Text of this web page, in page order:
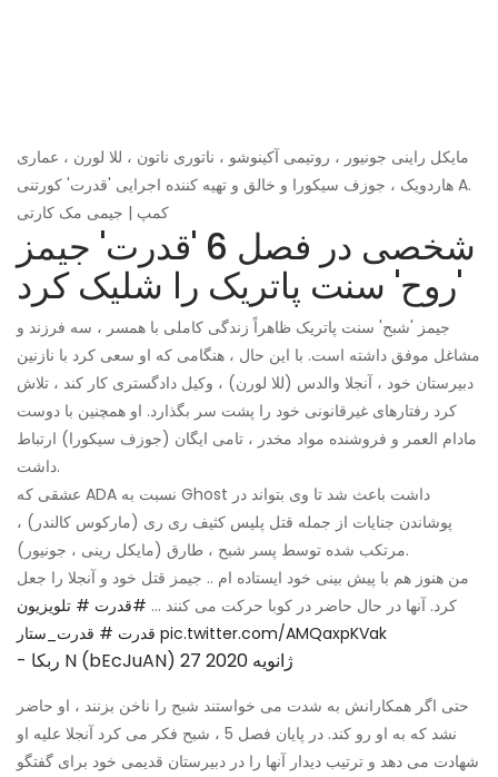
مایکل راینی جونیور ، روتیمی آکینوشو ، ناتوری ناتون ، للا لورن ، عماری
هاردویک ، جوزف سیکورا و خالق و تهیه کننده اجرایی 'قدرت' کورتنی A.
کمپ | جیمی مک کارتی
شخصی در فصل 6 'قدرت' جیمز
'روح' سنت پاتریک را شلیک کرد
جیمز 'شبح' سنت پاتریک ظاهراً زندگی کاملی با همسر ، سه فرزند و
مشاغل موفق داشته است. با این حال ، هنگامی که او سعی کرد با نازنین
دبیرستان خود ، آنجلا والدس (للا لورن) ، وکیل دادگستری کار کند ، تلاش
کرد رفتارهای غیرقانونی خود را پشت سر بگذارد. او همچنین با دوست
مادام العمر و فروشنده مواد مخدر ، تامی ایگان (جوزف سیکورا) ارتباط
داشت.
عشقی که ADA نسبت به Ghost داشت باعث شد تا وی بتواند در
پوشاندن جنایات از جمله قتل پلیس کثیف ری ری (مارکوس کالندر) ،
مرتکب شده توسط پسر شبح ، طارق (مایکل رینی ، جونیور).
من هنوز هم با پیش بینی خود ایستاده ام .. جیمز قتل خود و آنجلا را جعل
کرد. آنها در حال حاضر در کوبا حرکت می کنند ... #قدرت # تلویزیون
قدرت # قدرت_ستار pic.twitter.com/AMQaxpKVak
- ربکا N (bEcJuAN) 27 ژانویه 2020
حتی اگر همکارانش به شدت می خواستند شبح را ناخن بزنند ، او حاضر
نشد که به او رو کند. در پایان فصل 5 ، شبح فکر می کرد آنجلا علیه او
شهادت می دهد و ترتیب دیدار آنها را در دبیرستان قدیمی خود برای گفتگو